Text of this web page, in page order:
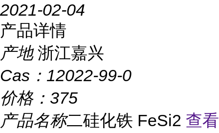
2021-02-04
产品详情
产地 浙江嘉兴
Cas： 12022-99-0
价格： 375
产品名称二硅化铁 FeSi2 查看